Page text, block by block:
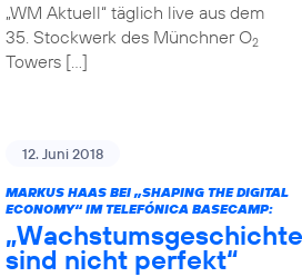
„WM Aktuell“ täglich live aus dem
35. Stockwerk des Münchner O2
Towers […]
12. Juni 2018
MARKUS HAAS BEI „SHAPING THE DIGITAL
ECONOMY“ IM TELEFÓNICA BASECAMP:
sind nicht perfekt“